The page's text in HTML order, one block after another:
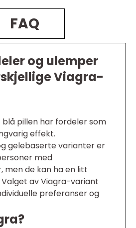
FAQ
og ulemper
Viagra-
blå pillen har fordeler som
effekt.
gelebaserte varianter er
med
men de kan ha en litt
av Viagra-variant
preferanser og